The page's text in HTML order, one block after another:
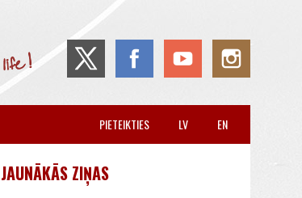
EN
LV
PIETEIKTIES
JAUNĀKĀS ZIŅAS